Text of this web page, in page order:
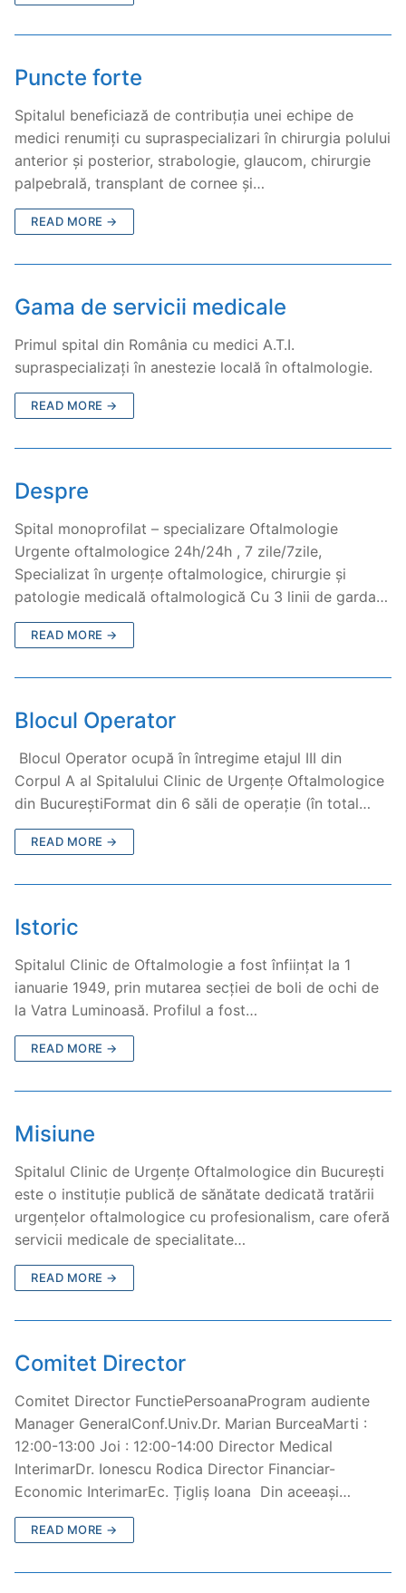
Puncte forte
Spitalul beneficiază de contribuția unei echipe de
medici renumiți cu supraspecializari în chirurgia polului
anterior și posterior, strabologie, glaucom, chirurgie
palpebrală, transplant de cornee și…
READ MORE →
Gama de servicii medicale
Primul spital din România cu medici A.T.I.
supraspecializați în anestezie locală în oftalmologie.
READ MORE →
Despre
Spital monoprofilat – specializare Oftalmologie
Urgente oftalmologice 24h/24h , 7 zile/7zile,
Specializat în urgențe oftalmologice, chirurgie și
patologie medicală oftalmologică Cu 3 linii de garda…
READ MORE →
Blocul Operator
Blocul Operator ocupă în întregime etajul III din
Corpul A al Spitalului Clinic de Urgențe Oftalmologice
din BucureștiFormat din 6 săli de operație (în total…
READ MORE →
Istoric
Spitalul Clinic de Oftalmologie a fost înființat la 1
ianuarie 1949, prin mutarea secției de boli de ochi de
la Vatra Luminoasă. Profilul a fost…
READ MORE →
Misiune
Spitalul Clinic de Urgențe Oftalmologice din București
este o instituție publică de sănătate dedicată tratării
urgențelor oftalmologice cu profesionalism, care oferă
servicii medicale de specialitate…
READ MORE →
Comitet Director
Comitet Director FunctiePersoanaProgram audiente
Manager GeneralConf.Univ.Dr. Marian BurceaMarti :
12:00-13:00 Joi : 12:00-14:00 Director Medical
InterimarDr. Ionescu Rodica Director Financiar-
Economic InterimarEc. Țigliș Ioana Din aceeași…
READ MORE →